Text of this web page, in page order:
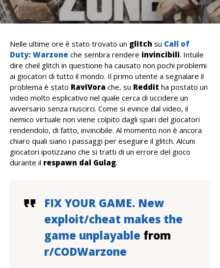
Nelle ultime ore è stato trovato un glitch su Call of
Duty: Warzone che sembra rendere invincibili. Intuile
dire cheil glitch in questione ha causato non pochi problemi
ai giocatori di tutto il mondo. Il primo utente a segnalare il
problema è stato RaviVora che, su Reddit ha postato un
video molto esplicativo nel quale cerca di uccidere un
avversario senza riuscirci. Come si evince dal video, il
nemico virtuale non viene colpito dagli spari del giocatori
rendendolo, di fatto, invincibile. Al momento non è ancora
chiaro quali siano i passaggi per eseguire il glitch. Alcuni
giocatori ipotizzano che si tratti di un errore del gioco
durante il respawn dal Gulag.
FIX YOUR GAME. New
exploit/cheat makes the
game unplayable from
r/CODWarzone